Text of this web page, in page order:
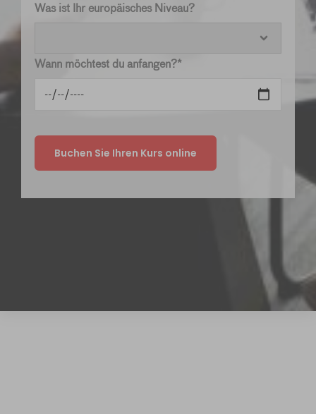
Was ist Ihr europäisches Niveau?
Wann möchtest du anfangen?*
Buchen Sie Ihren Kurs online